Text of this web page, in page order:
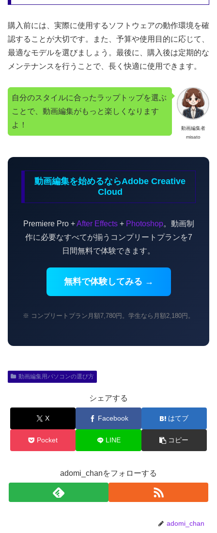
購入前には、実際に使用するソフトウェアの動作環境を確
認することが大切です。また、予算や使用目的に応じて、
最適なモデルを選びましょう。最後に、購入後は定期的な
メンテナンスを行うことで、長く快適に使用できます。
動画編集者
misato
自分のスタイルに合ったラップトップを選ぶ
ことで、動画編集がもっと楽しくなります
よ！
動画編集を始めるならAdobe Creative
Cloud
Premiere Pro +After Effects+ Photoshop。動画制
作に必要なすべてが揃うコンプリートプランを7
日間無料で体験できます。
無料で体験してみる →
※ コンプリートプラン月額7,780円。学生なら月額2,180円。
動画編集用パソコンの選び方
シェアする
X Facebook はてブ
Pocket LINE コピー
adomi_chanをフォローする
adomi_chan